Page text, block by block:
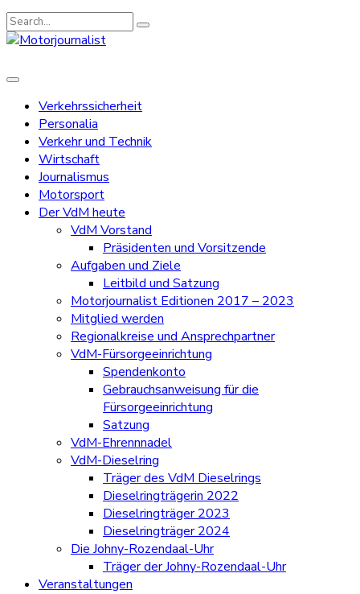
Search
for:
Verkehrssicherheit
Personalia
Verkehr und Technik
Wirtschaft
Journalismus
Motorsport
Der VdM heute
VdM Vorstand
Präsidenten und Vorsitzende
Aufgaben und Ziele
Leitbild und Satzung
Motorjournalist Editionen 2017 – 2023
Mitglied werden
Regionalkreise und Ansprechpartner
VdM-Fürsorgeeinrichtung
Spendenkonto
Gebrauchsanweisung für die
Fürsorgeeinrichtung
Satzung
VdM-Ehrennnadel
VdM-Dieselring
Träger des VdM Dieselrings
Dieselringträgerin 2022
Dieselringträger 2023
Dieselringträger 2024
Die Johny-Rozendaal-Uhr
Träger der Johny-Rozendaal-Uhr
Veranstaltungen